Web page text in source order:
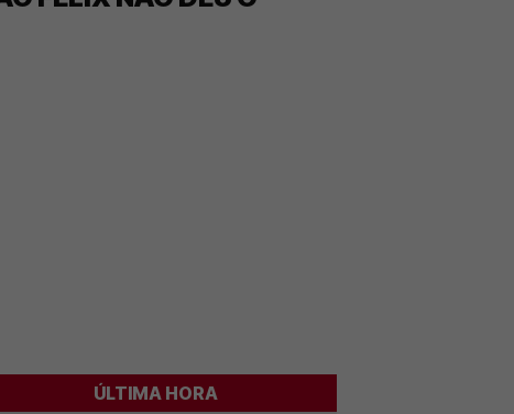
ÚLTIMA HORA